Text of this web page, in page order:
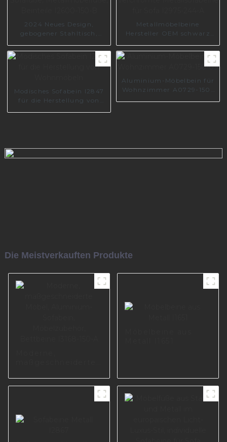
2024 Neues Design,
gebogener Stahltisch,
Metallmöbelfüße, Beinteile
Metallmöbelbeine
Hersteller OEM schwarz
Metallsofabeine für Sofa
Modisches Sofabein I2847
für die Herstellung von
Aluminium-Möbelbein für
Wohnzimmer A0729-150-
Die Meistverkauften Produkte
Sofabein,